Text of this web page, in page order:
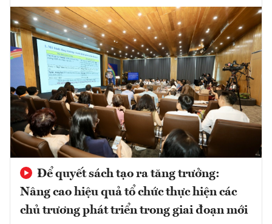
Để quyết sách tạo ra tăng trưởng:
Nâng cao hiệu quả tổ chức thực hiện các
chủ trương phát triển trong giai đoạn mới